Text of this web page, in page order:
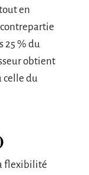
en
25 % du
obtient
celle du
flexibilité